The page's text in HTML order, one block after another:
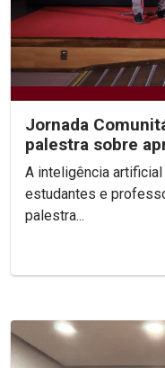
Jornada
palestra sobre
A inteligência
estudantes e
palestra...